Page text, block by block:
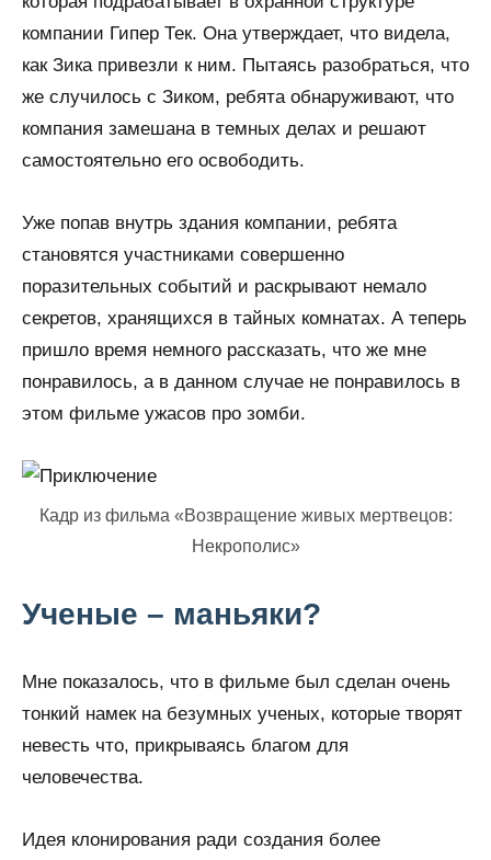
компании Гипер Тек. Она утверждает, что видела,
как Зика привезли к ним. Пытаясь разобраться, что
же случилось с Зиком, ребята обнаруживают, что
компания замешана в темных делах и решают
самостоятельно его освободить.
Уже попав внутрь здания компании, ребята
становятся участниками совершенно
поразительных событий и раскрывают немало
секретов, хранящихся в тайных комнатах. А теперь
пришло время немного рассказать, что же мне
понравилось, а в данном случае не понравилось в
этом фильме ужасов про зомби.
Кадр из фильма «Возвращение живых мертвецов:
Некрополис»
Ученые – маньяки?
Мне показалось, что в фильме был сделан очень
тонкий намек на безумных ученых, которые творят
невесть что, прикрываясь благом для
человечества.
Идея клонирования ради создания более